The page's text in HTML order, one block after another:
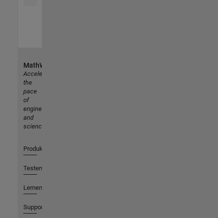
MathWorks
Accelerating
the
pace
of
engineering
and
science
Produkte
Testen oder Kaufen
Lernen
Support